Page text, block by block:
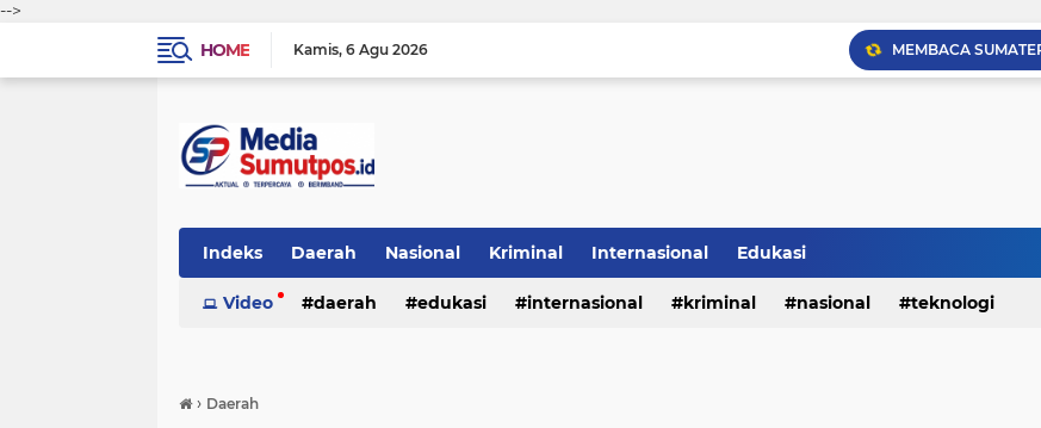
-->
HOME
Kamis 6 Agu 2026
Indeks Daerah Nasional Kriminal Internasional Edukasi
Video daerah edukasi internasional kriminal nasional teknologi
› Daerah